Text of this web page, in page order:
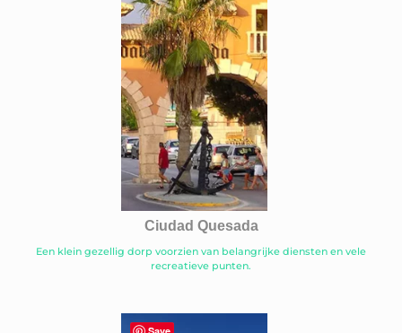
Ciudad Quesada
Een klein gezellig dorp voorzien van belangrijke diensten en vele
recreatieve punten.